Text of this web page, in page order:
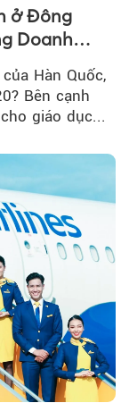
ở Đông
Doanh
Hàn Quốc,
Bên cạnh
giáo dục...